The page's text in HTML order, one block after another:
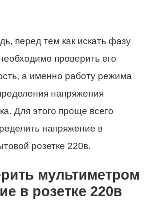
перед тем как искать фазу
проверить его
а именно работу режима
напряжения
Для этого проще всего
напряжение в
розетке 220в.
мультиметром
в розетке 220в